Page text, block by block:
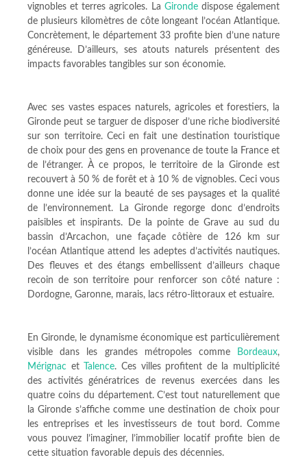
vignobles et terres agricoles. La Girondedispose également
de plusieurs kilomètres de côte longeant l’océan Atlantique.
Concrètement, le département 33 profite bien d’une nature
généreuse. D’ailleurs, ses atouts naturels présentent des
impacts favorables tangibles sur son économie.
Avec ses vastes espaces naturels, agricoles et forestiers, la
Gironde peut se targuer de disposer d’une riche biodiversité
sur son territoire. Ceci en fait une destination touristique
de choix pour des gens en provenance de toute la France et
de l’étranger. À ce propos, le territoire de la Gironde est
recouvert à 50 % de forêt et à 10 % de vignobles. Ceci vous
donne une idée sur la beauté de ses paysages et la qualité
de l’environnement. La Gironde regorge donc d’endroits
paisibles et inspirants. De la pointe de Grave au sud du
bassin d’Arcachon, une façade côtière de 126 km sur
l’océan Atlantique attend les adeptes d’activités nautiques.
Des fleuves et des étangs embellissent d’ailleurs chaque
recoin de son territoire pour renforcer son côté nature :
Dordogne, Garonne, marais, lacs rétro-littoraux et estuaire.
En Gironde, le dynamisme économique est particulièrement
visible dans les grandes métropoles comme
Bordeaux,
Mérignac et Talence. Ces villes profitent de la multiplicité
des activités génératrices de revenus exercées dans les
quatre coins du département. C’est tout naturellement que
la Gironde s’affiche comme une destination de choix pour
les entreprises et les investisseurs de tout bord. Comme
vous pouvez l’imaginer, l’immobilier locatif profite bien de
cette situation favorable depuis des décennies.